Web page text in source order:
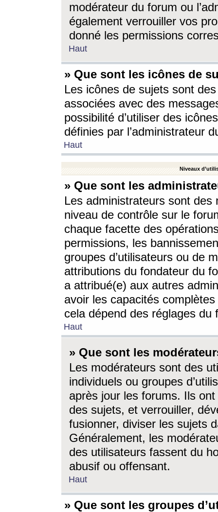
modérateur du forum ou
également verrouiller vos
donné les permissions
Haut
» Que sont les icônes de
Les icônes de sujets sont
associées avec des
possibilité d’utiliser des
définies par l’administrateur
Haut
Niveaux
» Que sont les
Les administrateurs sont
niveau de contrôle sur le
chaque facette des
permissions, les
groupes d’utilisateurs ou de
attributions du fondateur du
a attribué(e) aux autres
avoir les capacités
cela dépend des réglages du
Haut
» Que sont les
Les modérateurs sont des
individuels ou groupes
après jour les forums. Ils ont
des sujets, et verrouiller,
fusionner, diviser les sujets
Généralement, les
des utilisateurs fassent du
abusif ou offensant.
Haut
» Que sont les groupes